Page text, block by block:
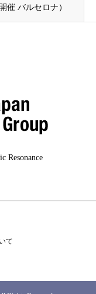
催 バルセロナ）
Resonance
て